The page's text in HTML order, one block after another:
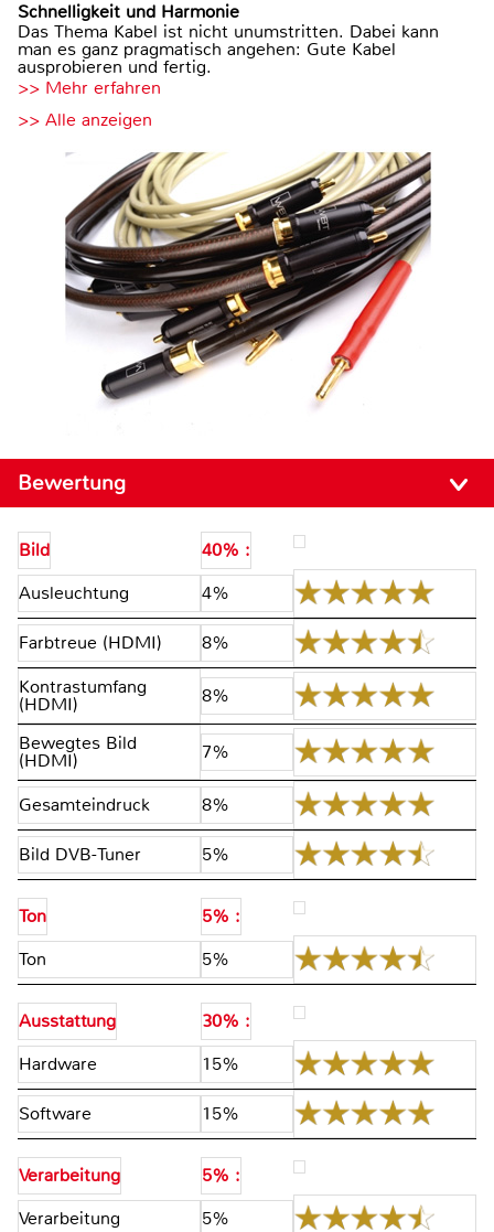
Schnelligkeit und Harmonie
Das Thema Kabel ist nicht unumstritten. Dabei kann
man es ganz pragmatisch angehen: Gute Kabel
ausprobieren und fertig.
>> Mehr erfahren
>> Alle anzeigen
Bewertung
Bild
40% :
Ausleuchtung
4%
Farbtreue (HDMI)
8%
Kontrastumfang
(HDMI) 8%
Bewegtes Bild
(HDMI) 7%
Gesamteindruck 8%
Bild DVB-Tuner 5%
Ton
5% :
Ton
5%
Ausstattung
30% :
Hardware
15%
Software 15%
Verarbeitung
5% :
Verarbeitung
5%